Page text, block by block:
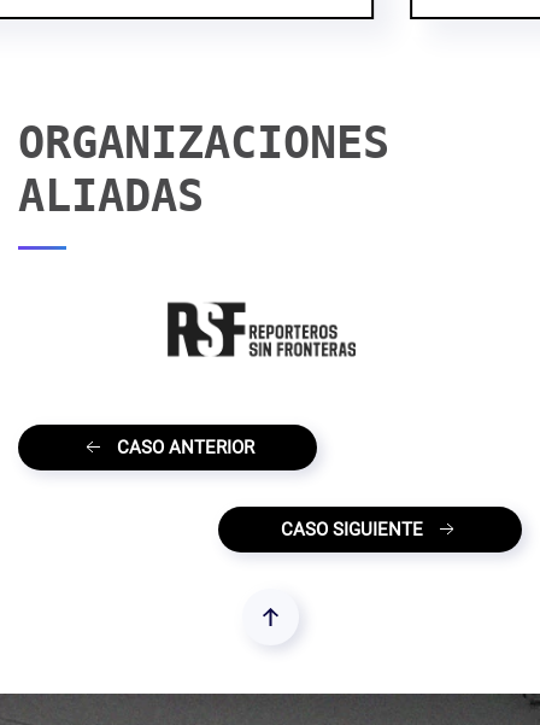
ORGANIZACIONES
ALIADAS
CASO ANTERIOR
CASO SIGUIENTE